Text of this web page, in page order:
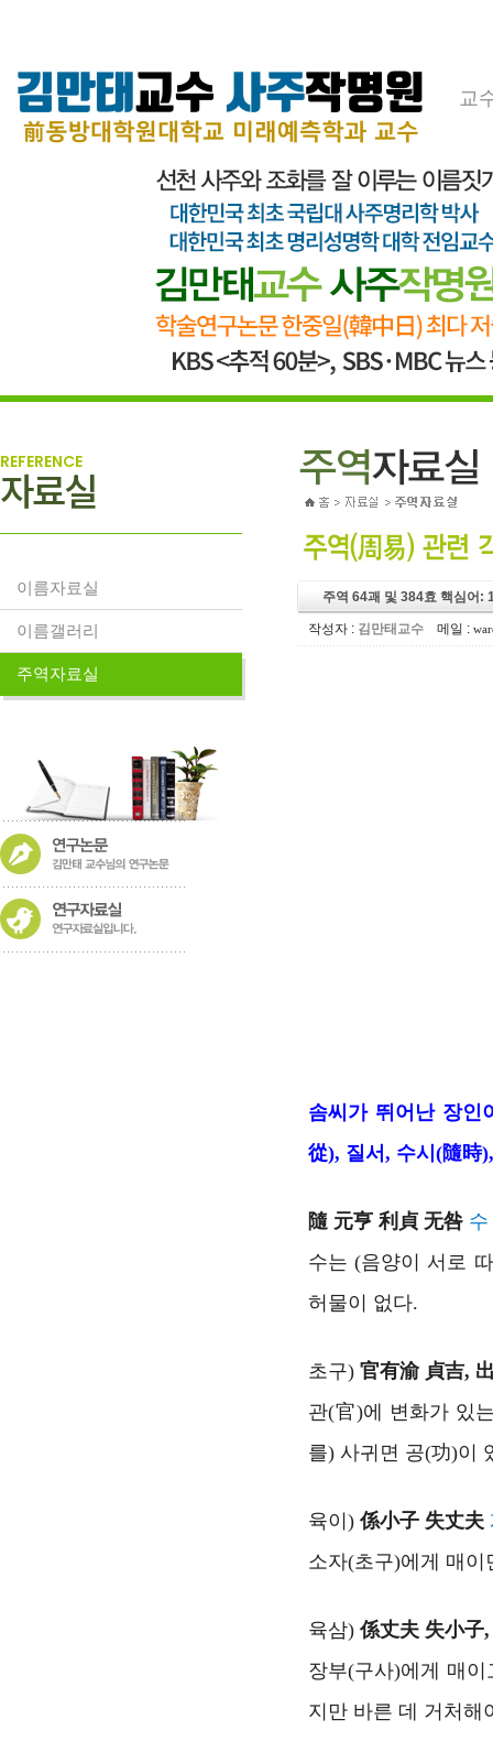
교
REFERENCE
자료실
이름자료실
이름갤러리
주역자료실
주역 64괘 및 384효 핵심어:
작성자 : 김만태교수 메일 :
솜씨가 뛰어난 장인
從), 질서, 수시(隨時
隨 元亨 利貞 无咎
수는 (음양이 서로
허물이 없다.
초구) 官有渝 貞吉,
관(官)에 변화가 있
를) 사귀면 공(功)이
육이)係小子 失丈夫
소자(초구)에게 매
육삼)係丈夫 失小子
장부(구사)에게 매
지만 바른 데 거처해